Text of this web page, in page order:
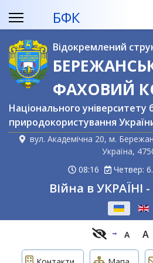
БФК
Відокремлений
ФАХОВИЙ
Національного університету
природокористування
вул. Академічна 20, м.
Україна,
08:16
Четвер:
Війна в УКРАЇНІ
A A